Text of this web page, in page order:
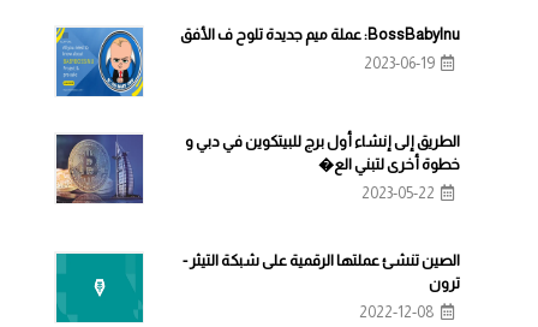
BossBabyInu: عملة ميم جديدة تلوح ف الأفق
2023-06-19
الطريق إلى إنشاء أول برج للبيتكوين في دبي و
خطوة أخرى لتبني الع�
2023-05-22
الصين تنشئ عملتها الرقمية على شبكة التيثر -
ترون
2022-12-08